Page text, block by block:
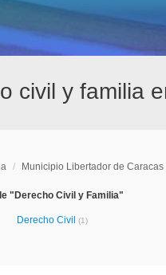
civil y familia
/ Municipio Libertador de Caracas
"Derecho Civil y Familia"
Derecho Civil (1)